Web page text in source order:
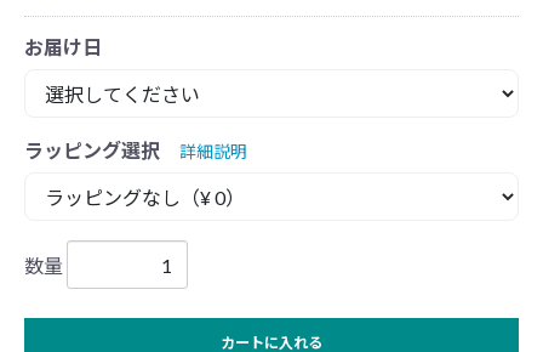
お届け日
ラッピング選択 詳細説明
数量
カートに入れる